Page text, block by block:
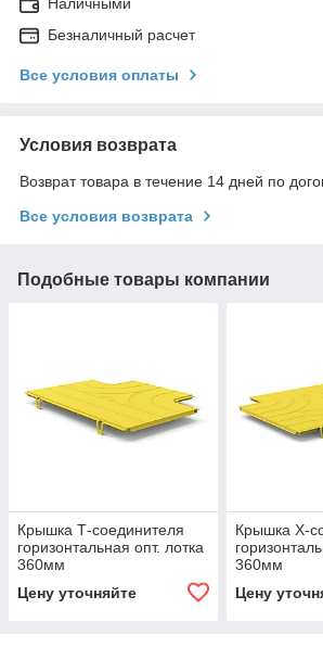
Безналичный расчет
Все условия оплаты
Условия возврата
Возврат товара в течение 14 дней по
Все условия возврата
Подобные товары компании
Крышка Т-соединителя
горизонтальная опт. лотка
360мм
Цену уточняйте
Крышка Х-
360мм
Цену